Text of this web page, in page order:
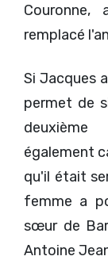
Couronne,
remplacé
Si Jacques
permet de
également
qu'il était
femme a
sœur de
Antoine